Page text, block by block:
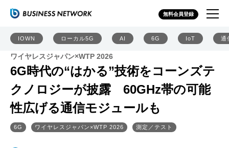
無料会員登録
IOWN ローカル5G AI 6G IoT 通
ワイヤレスジャパン×WTP 2026
6G時代の“はかる”技術をコーンズテ
クノロジーが披露 60GHz帯の可能
性広げる通信モジュールも
6G ワイヤレスジャパン×WTP 2026 測定／テスト